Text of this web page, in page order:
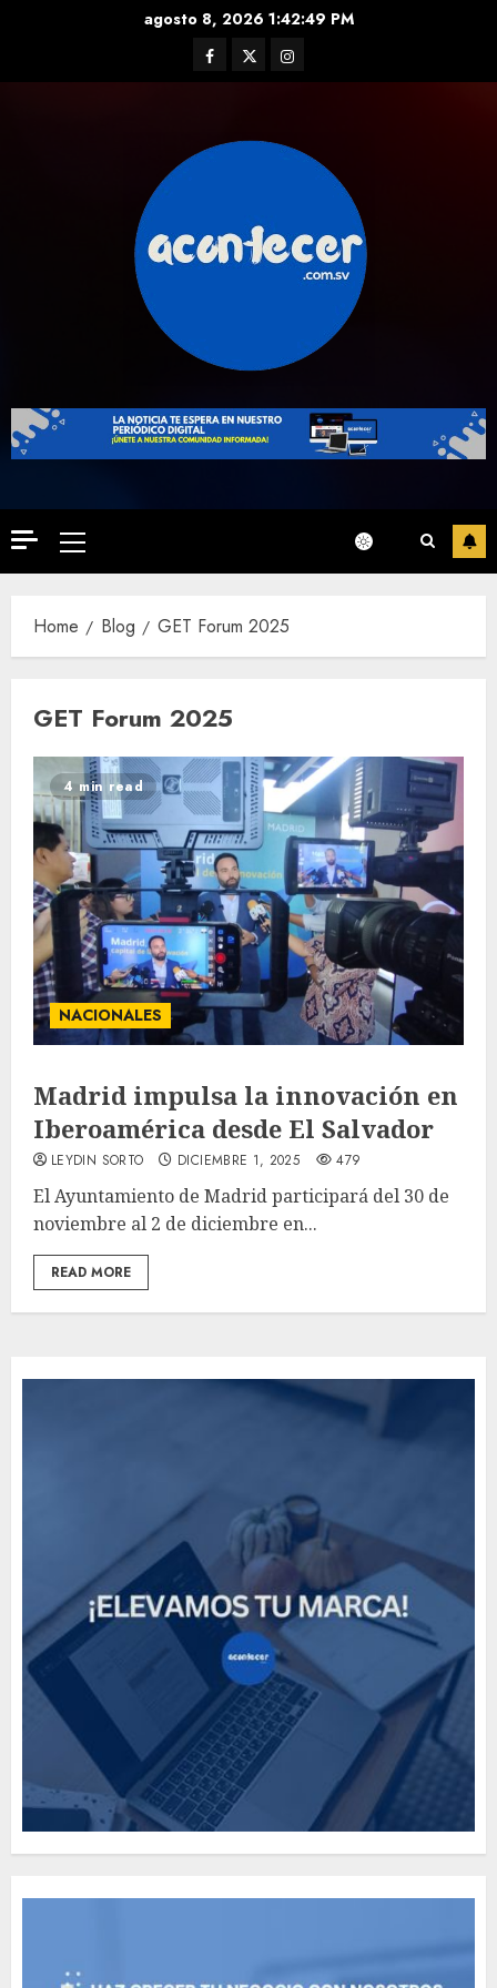
agosto 8, 2026 1:42:49 PM
Facebook
TwitterInstagram
Primary
Menu
Home Blog GET Forum 2025
GET Forum 2025
4 min read
NACIONALES
Madrid impulsa la innovación en
Iberoamérica desde El Salvador
LEYDIN SORTO DICIEMBRE 1, 2025 479
El Ayuntamiento de Madrid participará del 30 de
noviembre al 2 de diciembre en...
READ MORE
How Many of These Italian
MAYO 14, 2024 811